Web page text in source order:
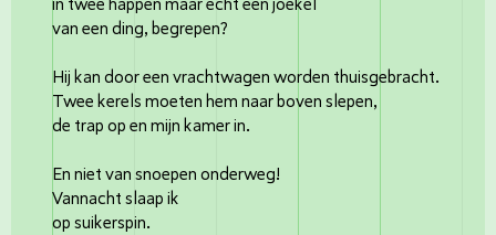
in twee happen maar echt een joekel
van een ding, begrepen?
Hij kan door een vrachtwagen worden thuisgebracht.
Twee kerels moeten hem naar boven slepen,
de trap op en mijn kamer in.
En niet van snoepen onderweg!
Vannacht slaap ik
op suikerspin.